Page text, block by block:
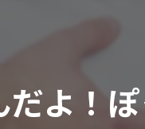
マンツー
よ！